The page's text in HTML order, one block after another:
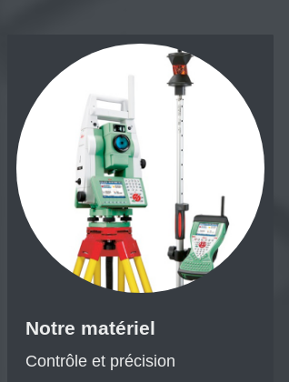
Notre matériel
Contrôle et précision